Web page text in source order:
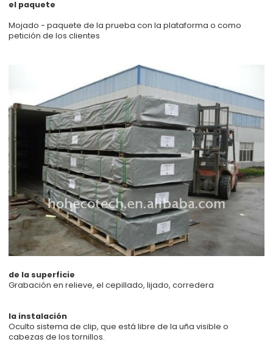
el paquete
Mojado - paquete de la prueba con la plataforma o como
petición de los clientes
de la superficie
Grabación en relieve, el cepillado, lijado, corredera
la instalación
Oculto sistema de clip, que está libre de la uña visible o
cabezas de los tornillos.